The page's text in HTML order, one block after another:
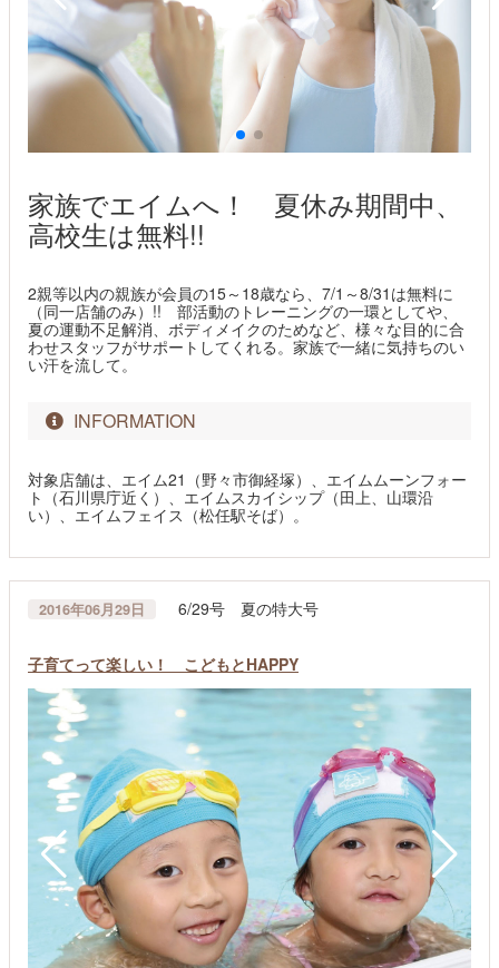
家族でエイムへ！ 夏休み期間中、
高校生は無料!!
2親等以内の親族が会員の15～18歳なら、7/1～8/31は無料に
（同一店舗のみ）!! 部活動のトレーニングの一環としてや、
夏の運動不足解消、ボディメイクのためなど、様々な目的に合
わせスタッフがサポートしてくれる。家族で一緒に気持ちのい
い汗を流して。
INFORMATION
対象店舗は、エイム21（野々市御経塚）、エイムムーンフォー
ト（石川県庁近く）、エイムスカイシップ（田上、山環沿
い）、エイムフェイス（松任駅そば）。
2016年06月29日 6/29号 夏の特大号
子育てって楽しい！ こどもとHAPPY